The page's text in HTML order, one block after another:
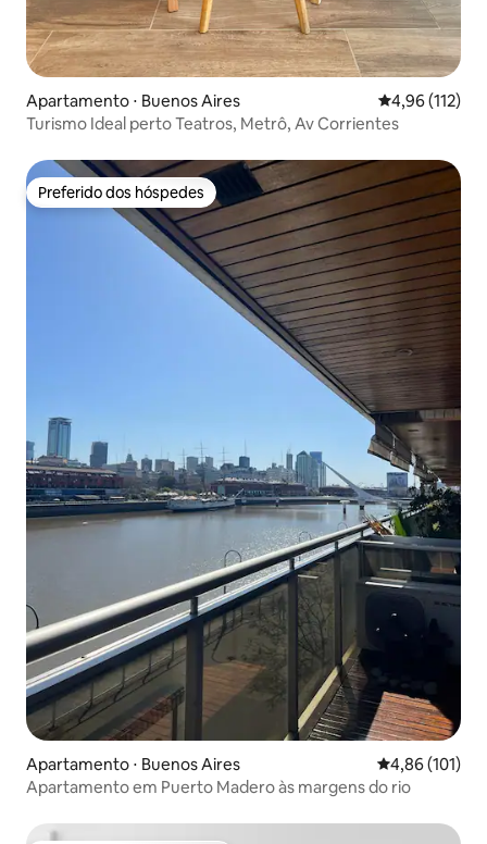
Apartamento ⋅ Buenos Aires 4,96 de uma
4,96 (112)
Turismo Ideal perto Teatros, Metrô, Av Corrientes
Preferido dos hóspedes
Preferido dos hóspedes
Apartamento ⋅ Buenos Aires 4,86 de uma
4,86 (101)
Apartamento em Puerto Madero às margens do rio